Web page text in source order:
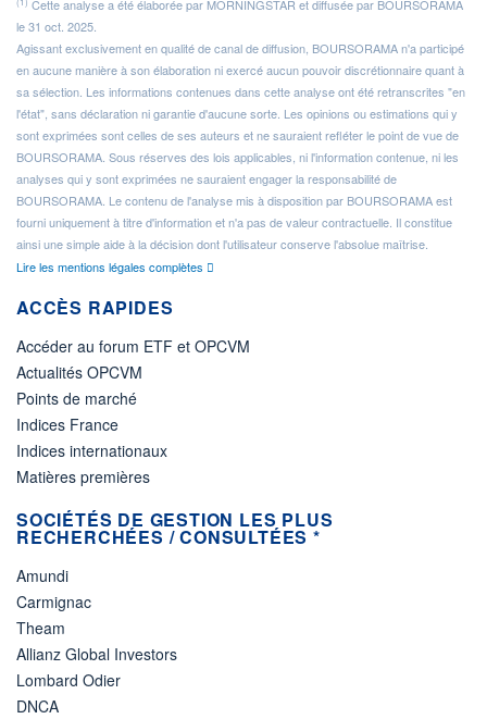
Cette analyse a été élaborée par MORNINGSTAR et diffusée par BOURSORAMA
le 31 oct. 2025.
Agissant exclusivement en qualité de canal de diffusion, BOURSORAMA n'a participé
en aucune manière à son élaboration ni exercé aucun pouvoir discrétionnaire quant à
sa sélection. Les informations contenues dans cette analyse ont été retranscrites "en
l'état", sans déclaration ni garantie d'aucune sorte. Les opinions ou estimations qui y
sont exprimées sont celles de ses auteurs et ne sauraient refléter le point de vue de
BOURSORAMA. Sous réserves des lois applicables, ni l'information contenue, ni les
analyses qui y sont exprimées ne sauraient engager la responsabilité de
BOURSORAMA. Le contenu de l'analyse mis à disposition par BOURSORAMA est
fourni uniquement à titre d'information et n'a pas de valeur contractuelle. Il constitue
ainsi une simple aide à la décision dont l'utilisateur conserve l'absolue maîtrise.
Lire les mentions légales complètes
ACCÈS RAPIDES
Accéder au forum ETF et OPCVM
Actualités OPCVM
Points de marché
Indices France
Indices internationaux
Matières premières
SOCIÉTÉS DE GESTION LES PLUS
RECHERCHÉES / CONSULTÉES *
Amundi
Carmignac
Theam
Allianz Global Investors
Lombard Odier
DNCA